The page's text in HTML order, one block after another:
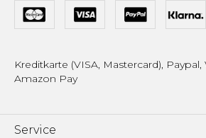
Kreditkarte (VISA, Mastercard), Paypal,
Amazon Pay
Service